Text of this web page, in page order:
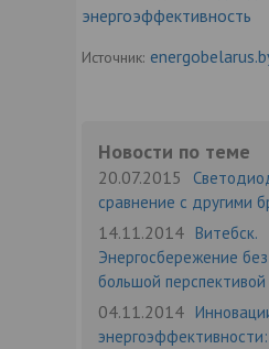
энергоэффективность
Источник:
Новости по теме
20.07.2015
сравнение с другими
14.11.2014 Витебск.
Энергосбережение
большой перспективой
04.11.2014
энергоэффективности: